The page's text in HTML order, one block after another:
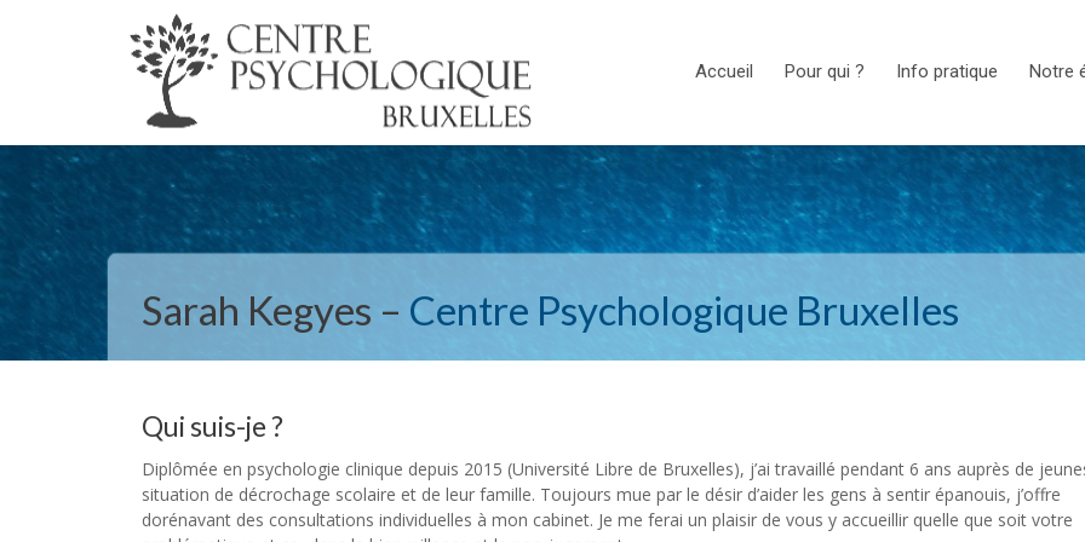
Accueil Pour qui ? Info pratique Notre
Sarah Kegyes – Centre Psychologique Bruxelles
Qui suis-je ?
Diplômée en psychologie clinique depuis 2015 (Université Libre de Bruxelles), j’ai travaillé pendant 6 ans auprès de
situation de décrochage scolaire et de leur famille. Toujours mue par le désir d’aider les gens à sentir épanouis, j’offre
dorénavant des consultations individuelles à mon cabinet. Je me ferai un plaisir de vous y accueillir quelle que soit votre